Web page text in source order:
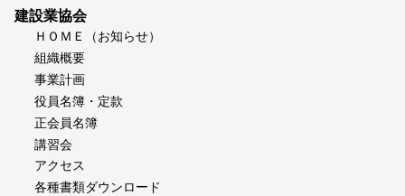
建設業協会
ＨＯＭＥ（お知らせ）
組織概要
事業計画
役員名簿・定款
正会員名簿
講習会
アクセス
各種書類ダウンロード